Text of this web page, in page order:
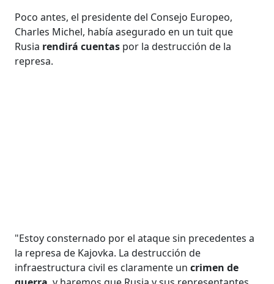
Poco antes, el presidente del Consejo Europeo,
Charles Michel, había asegurado en un tuit que
Rusia rendirá cuentas por la destrucción de la
represa.
"Estoy consternado por el ataque sin precedentes a
la represa de Kajovka. La destrucción de
infraestructura civil es claramente uncrimen de